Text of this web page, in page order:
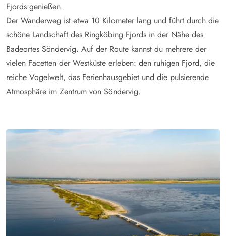
Fjords genießen.
Der Wanderweg ist etwa 10 Kilometer lang und führt durch die
schöne Landschaft des Ringköbing Fjords in der Nähe des
Badeortes Söndervig. Auf der Route kannst du mehrere der
vielen Facetten der Westküste erleben: den ruhigen Fjord, die
reiche Vogelwelt, das Ferienhausgebiet und die pulsierende
Atmosphäre im Zentrum von Söndervig.